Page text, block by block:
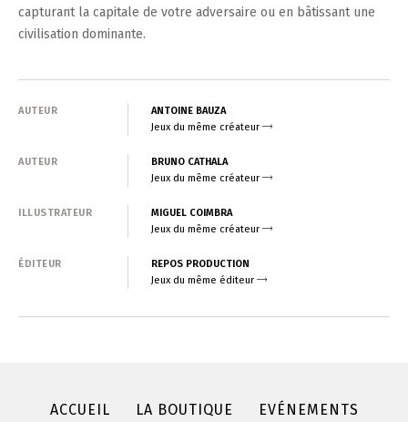
capturant la capitale de votre adversaire ou en bâtissant une
civilisation dominante.
AUTEUR
ANTOINE BAUZA
Jeux du même créateur
AUTEUR
BRUNO CATHALA
Jeux du même créateur
ILLUSTRATEUR
MIGUEL COIMBRA
Jeux du même créateur
ÉDITEUR
REPOS PRODUCTION
Jeux du même éditeur
ACCUEIL LA BOUTIQUE
EVÉNEMENTS